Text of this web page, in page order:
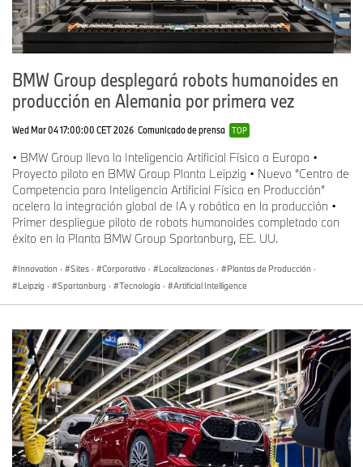
BMW Group desplegará robots humanoides en
producción en Alemania por primera vez
Wed Mar 04 17:00:00 CET 2026 Comunicado de prensa TOP
• BMW Group lleva la Inteligencia Artificial Física a Europa •
Proyecto piloto en BMW Group Planta Leipzig • Nuevo “Centro de
Competencia para Inteligencia Artificial Física en Producción”
acelera la integración global de IA y robótica en la producción •
Primer despliegue piloto de robots humanoides completado con
éxito en la Planta BMW Group Spartanburg, EE. UU.
Innovation · Sites · Corporativo · Localizaciones · Plantas de Producción ·
Leipzig · Spartanburg · Tecnología · Artificial Intelligence